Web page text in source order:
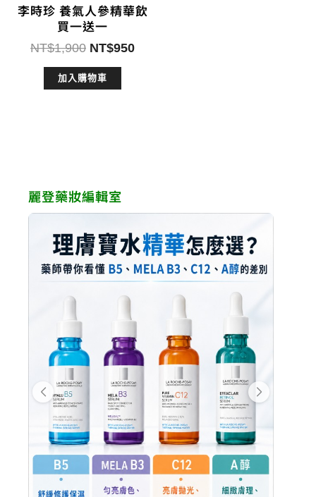
麗登藥妝編輯室
李時珍 養氣人參精華飲
買一送一
NT$1,900 原
始
價
NT$950目
加入購物車